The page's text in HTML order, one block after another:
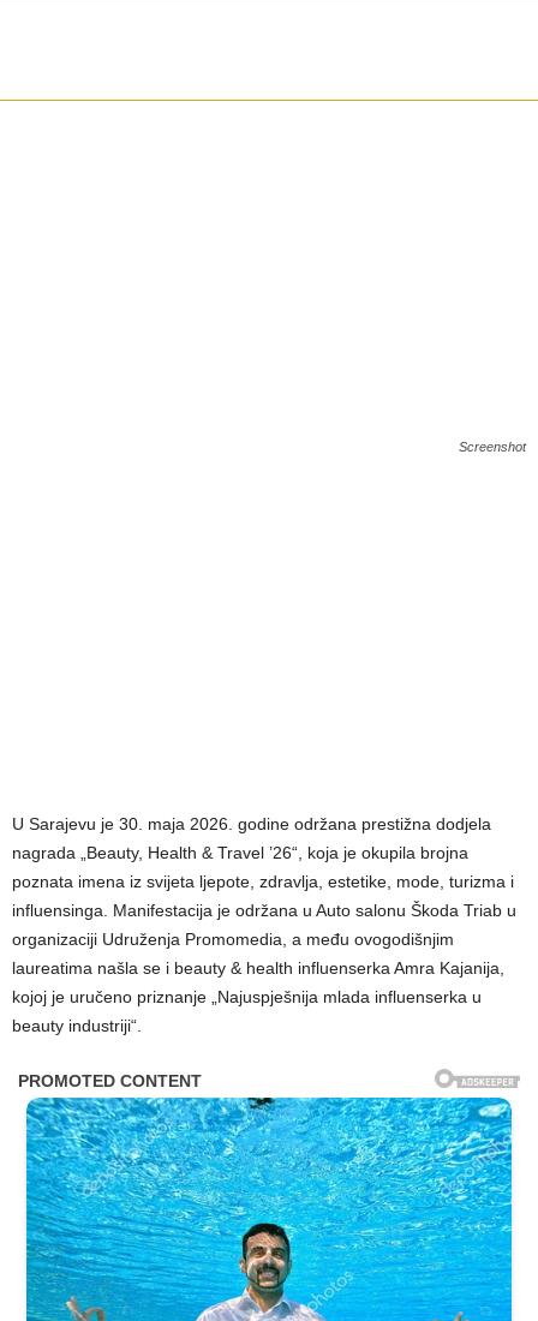
Screenshot
U Sarajevu je 30. maja 2026. godine održana prestižna dodjela
nagrada „Beauty, Health & Travel ’26“, koja je okupila brojna
poznata imena iz svijeta ljepote, zdravlja, estetike, mode, turizma i
influensinga. Manifestacija je održana u Auto salonu Škoda Triab u
organizaciji Udruženja Promomedia, a među ovogodišnjim
laureatima našla se i beauty & health influenserka Amra Kajanija,
kojoj je uručeno priznanje „Najuspješnija mlada influenserka u
beauty industriji“.